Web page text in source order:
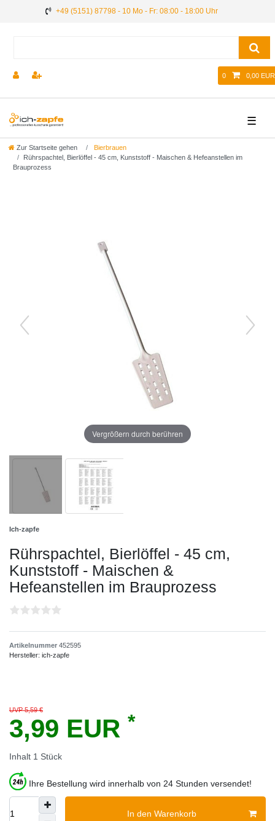
+49 (5151) 87798 - 10 Mo - Fr: 08:00 - 18:00 Uhr
0 0,00 EUR
☰
Zur Startseite gehen
Bierbrauen
Rührspachtel, Bierlöffel - 45 cm, Kunststoff - Maischen & Hefeanstellen im
Brauprozess
Vergrößern durch berühren
Ich-zapfe
Rührspachtel, Bierlöffel - 45 cm,
Kunststoff - Maischen &
Hefeanstellen im Brauprozess
Artikelnummer 452595
Hersteller: ich-zapfe
UVP 5,59 €
3,99 EUR *
Inhalt 1 Stück
Ihre Bestellung wird innerhalb von 24 Stunden versendet!
In den Warenkorb